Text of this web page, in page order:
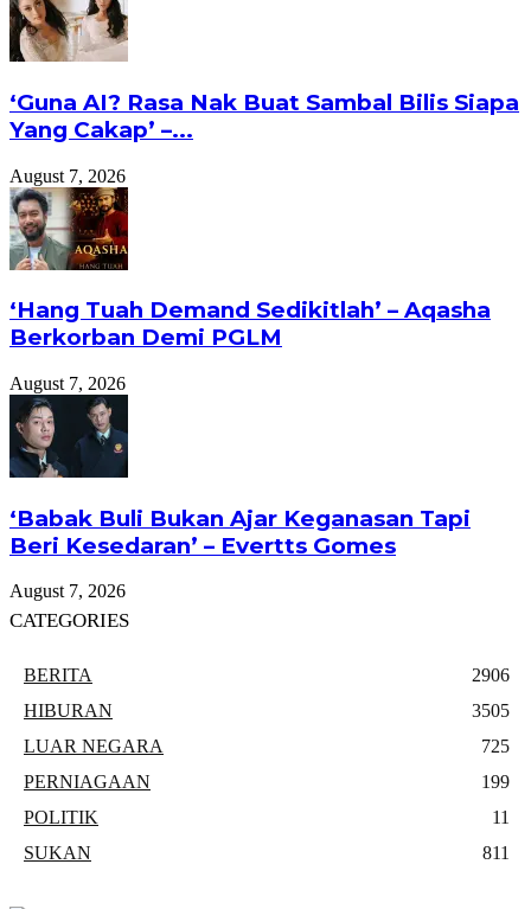
‘Guna AI? Rasa Nak Buat Sambal Bilis Siapa
Yang Cakap’ –...
August 7, 2026
‘Hang Tuah Demand Sedikitlah’ – Aqasha
Berkorban Demi PGLM
August 7, 2026
‘Babak Buli Bukan Ajar Keganasan Tapi
Beri Kesedaran’ – Evertts Gomes
August 7, 2026
CATEGORIES
BERITA
2906
HIBURAN
3505
LUAR NEGARA
725
PERNIAGAAN
199
POLITIK
11
SUKAN
811